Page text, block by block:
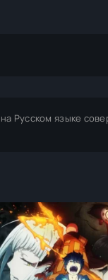
Русском языке